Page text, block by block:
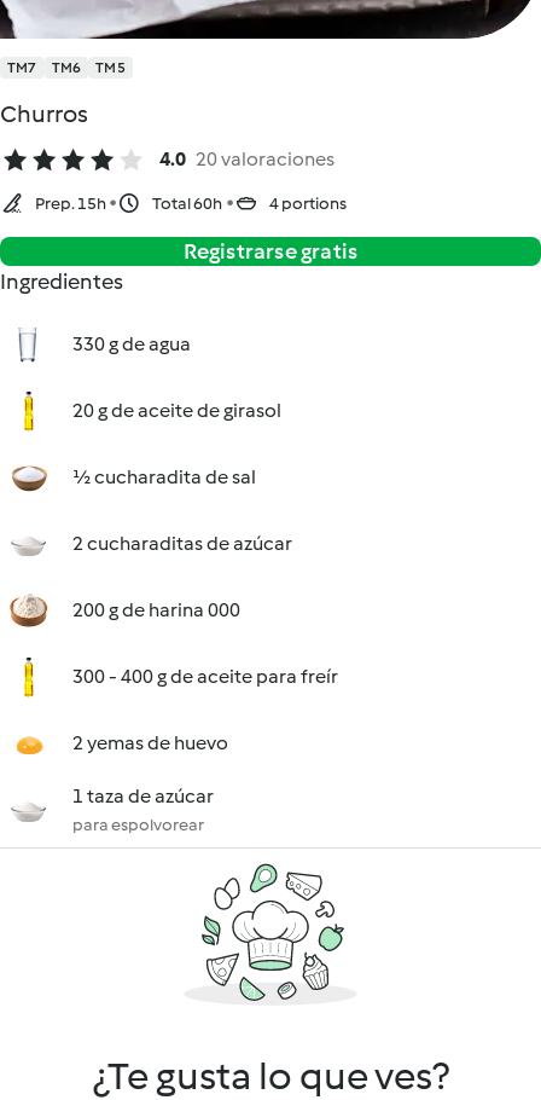
TM7 TM6 TM5
Churros
4.0 20 valoraciones
Prep. 15h Total 60h 4 portions
Registrarse gratis
Ingredientes
330 g de agua
20 g de aceite de girasol
½ cucharadita de sal
2 cucharaditas de azúcar
200 g de harina 000
300 - 400 g de aceite para freír
2 yemas de huevo
1 taza de azúcar
para espolvorear
¿Te gusta lo que ves?